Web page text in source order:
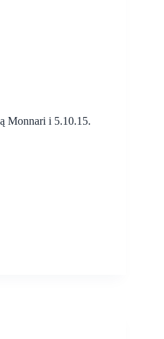
Monnari i 5.10.15.